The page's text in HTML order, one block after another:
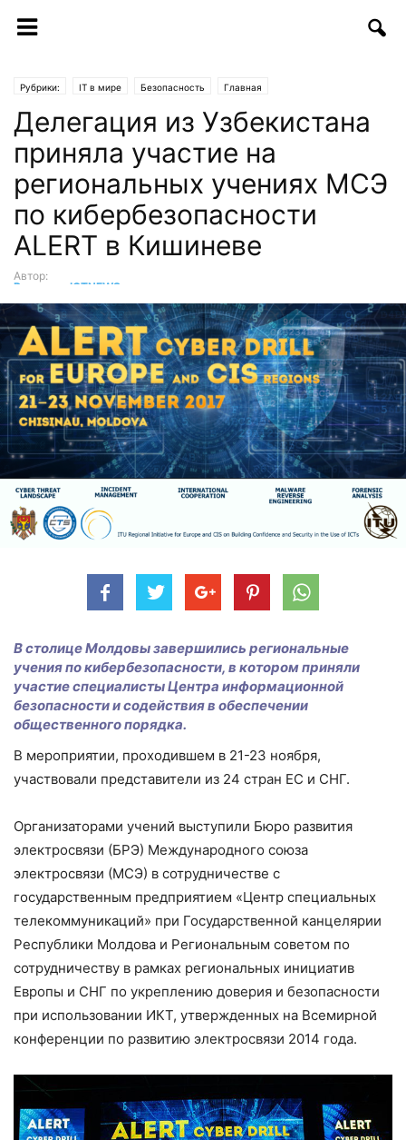
Рубрики: IT в мире Безопасность Главная
Делегация из Узбекистана
приняла участие на
региональных учениях МСЭ
по кибербезопасности
ALERT в Кишиневе
Автор:
Редакция ICTNEWS
В столице Молдовы завершились региональные
учения по кибербезопасности, в котором приняли
участие специалисты Центра информационной
безопасности и содействия в обеспечении
общественного порядка.
В мероприятии, проходившем в 21-23 ноября,
участвовали представители из 24 стран ЕС и СНГ.
Организаторами учений выступили Бюро развития
электросвязи (БРЭ) Международного союза
электросвязи (МСЭ) в сотрудничестве с
государственным предприятием «Центр специальных
телекоммуникаций» при Государственной канцелярии
Республики Молдова и Региональным советом по
сотрудничеству в рамках региональных инициатив
Европы и СНГ по укреплению доверия и безопасности
при использовании ИКТ, утвержденных на Всемирной
конференции по развитию электросвязи 2014 года.